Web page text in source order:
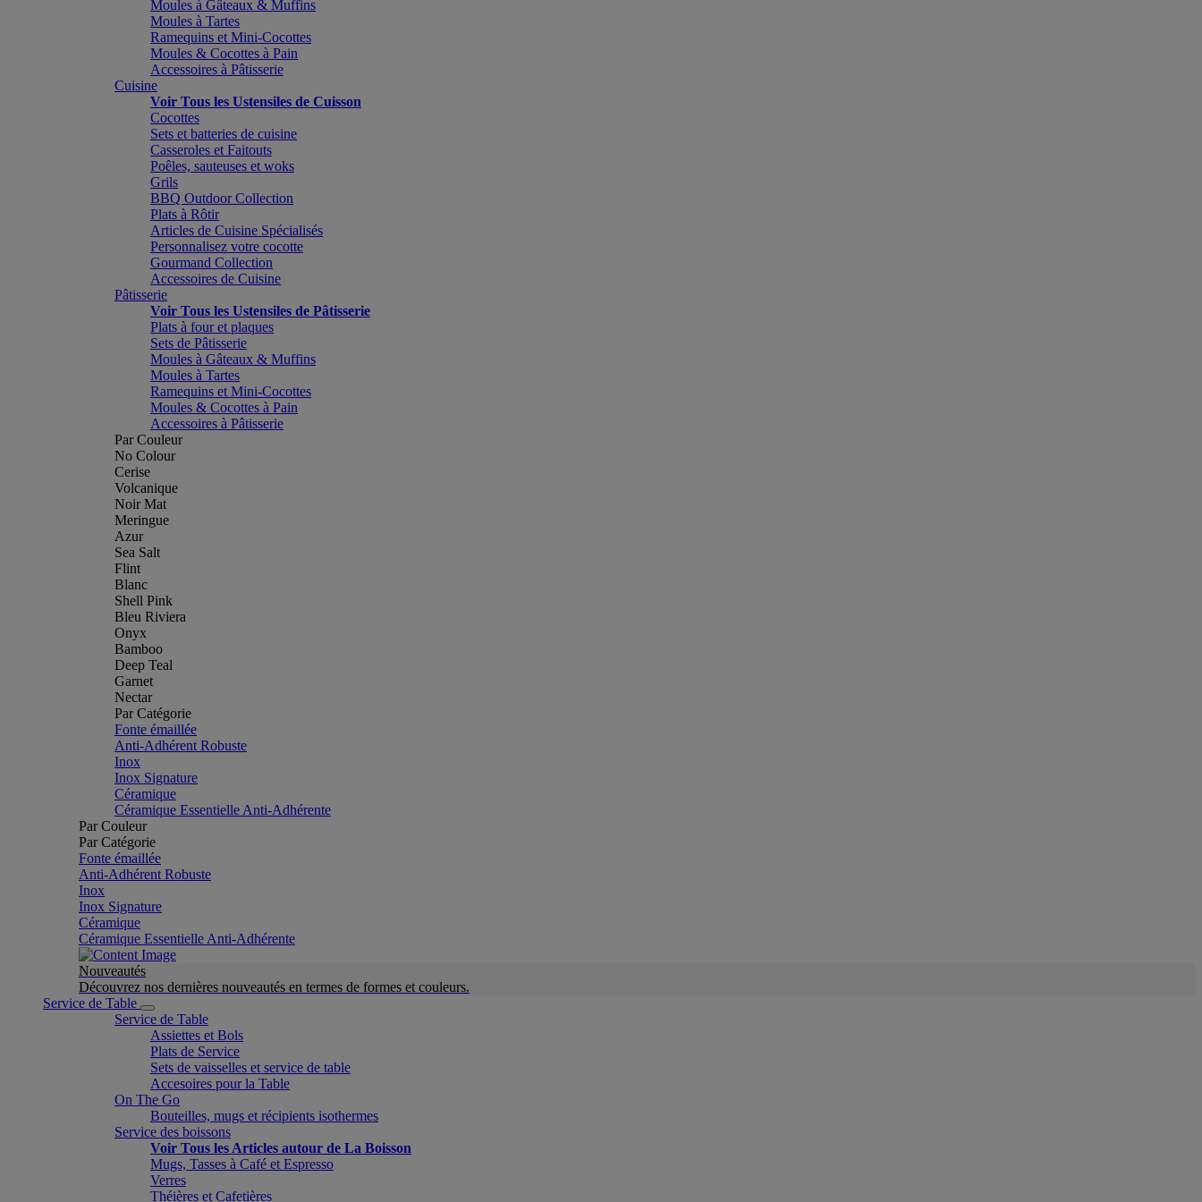
Moules à Gâteaux & Muffins
Moules à Tartes
Ramequins et Mini-Cocottes
Moules & Cocottes à Pain
Accessoires à Pâtisserie
Cuisine
Voir Tous les Ustensiles de Cuisson
Cocottes
Sets et batteries de cuisine
Casseroles et Faitouts
Poêles, sauteuses et woks
Grils
BBQ Outdoor Collection
Plats à Rôtir
Articles de Cuisine Spécialisés
Personnalisez votre cocotte
Gourmand Collection
Accessoires de Cuisine
Pâtisserie
Voir Tous les Ustensiles de Pâtisserie
Plats à four et plaques
Sets de Pâtisserie
Moules à Gâteaux & Muffins
Moules à Tartes
Ramequins et Mini-Cocottes
Moules & Cocottes à Pain
Accessoires à Pâtisserie
Par Couleur
No Colour
Cerise
Volcanique
Noir Mat
Meringue
Azur
Sea Salt
Flint
Blanc
Shell Pink
Bleu Riviera
Onyx
Bamboo
Deep Teal
Garnet
Nectar
Par Catégorie
Fonte émaillée
Anti-Adhérent Robuste
Inox
Inox Signature
Céramique
Céramique Essentielle Anti-Adhérente
Par Couleur
Par Catégorie
Fonte émaillée
Anti-Adhérent Robuste
Inox
Inox Signature
Céramique
Céramique Essentielle Anti-Adhérente
Nouveautés
Découvrez nos dernières nouveautés en termes de formes et couleurs.
Service de Table
Service de Table
Assiettes et Bols
Plats de Service
Sets de vaisselles et service de table
Accesoires pour la Table
On The Go
Bouteilles, mugs et récipients isothermes
Service des boissons
Voir Tous les Articles autour de La Boisson
Mugs, Tasses à Café et Espresso
Verres
Théières et Cafetières